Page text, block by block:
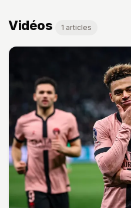
Vidéos 1 articles